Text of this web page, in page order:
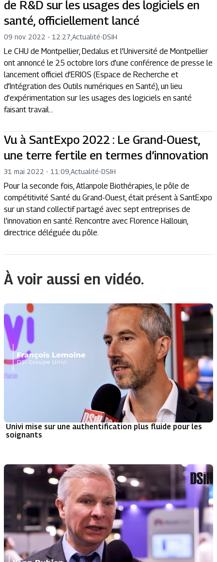
de R&D sur les usages des logiciels en
santé, officiellement lancé
09 nov. 2022 - 12:27 Actualité-DSIH
Le CHU de Montpellier, Dedalus et l’Université de Montpellier
ont annoncé le 25 octobre lors d’une conférence de presse le
lancement officiel d’ERIOS (Espace de Recherche et
d’Intégration des Outils numériques en Santé), un lieu
d’expérimentation sur les usages des logiciels en santé
faisant travail...
Vu à SantExpo 2022 : Le Grand-Ouest,
une terre fertile en termes d’innovation
31 mai 2022 - 11:09 Actualité-DSIH
Pour la seconde fois, Atlanpole Biothérapies, le pôle de
compétitivité Santé du Grand-Ouest, était présent à SantExpo
sur un stand collectif partagé avec sept entreprises de
l’innovation en santé. Rencontre avec Florence Hallouin,
directrice déléguée du pôle.
À voir aussi en vidéo.
Univi mise sur une authentification plus fluide pour les
soignants